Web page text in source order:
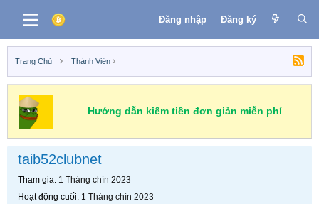
Đăng nhập Đăng ký
Trang Chủ Thành Viên
Hướng dẫn kiếm tiền đơn giản miễn phí
taib52clubnet
Tham gia 1 Tháng chín 2023
Hoạt động cuối 1 Tháng chín 2023